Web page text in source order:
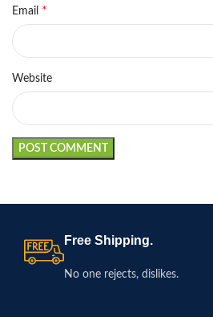
Email *
Website
Free Shipping.
No one rejects, dislikes.